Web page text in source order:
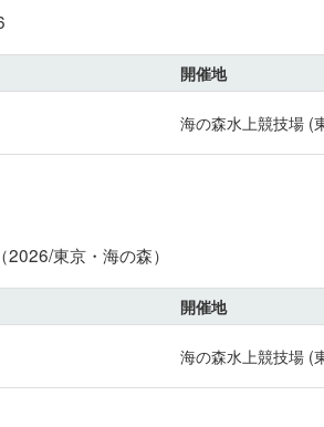
開催地
海の森水上競技場 (
東京・海の森）
開催地
海の森水上競技場 (